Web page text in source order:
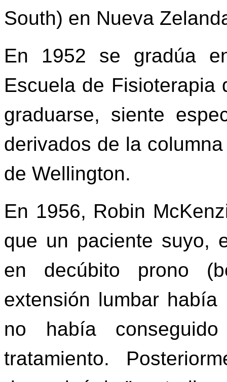
South) en Nueva
En 1952 se gradúa
Escuela de Fisioterapia
graduarse, siente
derivados de la
de Wellington.
En 1956, Robin
que un paciente suyo,
en decúbito prono
extensión lumbar
no había
tratamiento.